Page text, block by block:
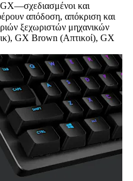
GX—σχεδιασμένοι και
απόδοση, απόκριση και
ξεχωριστών μηχανικών
GX Brown (Απτικοί), GX